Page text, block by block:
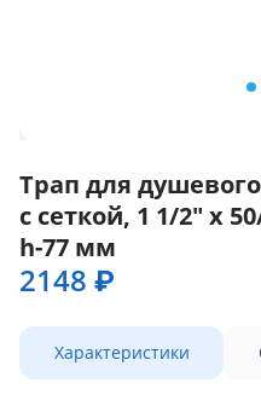
Трап для
с сеткой, 1 1/2" x
h-77 мм
2148 ₽
Характеристики